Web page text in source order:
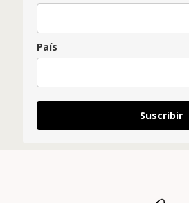
País
Suscribir